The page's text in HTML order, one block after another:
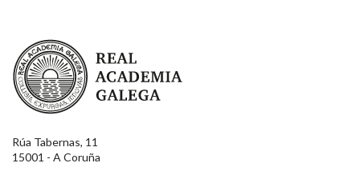
Real Academia Galega
Rúa Tabernas, 11
15001 - A Coruña